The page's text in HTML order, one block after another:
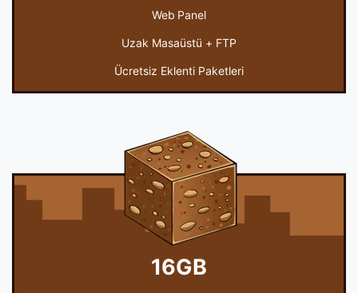
Web Panel
Uzak Masaüstü + FTP
Ücretsiz Eklenti Paketleri
16GB